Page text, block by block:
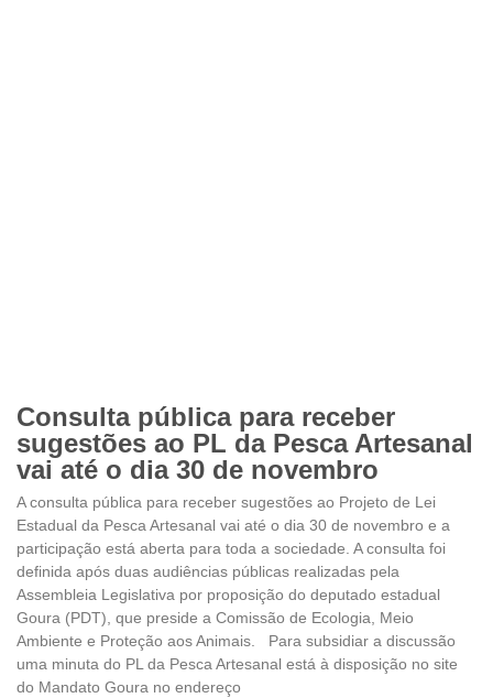
Consulta pública para receber
sugestões ao PL da Pesca Artesanal
vai até o dia 30 de novembro
A consulta pública para receber sugestões ao Projeto de Lei
Estadual da Pesca Artesanal vai até o dia 30 de novembro e a
participação está aberta para toda a sociedade. A consulta foi
definida após duas audiências públicas realizadas pela
Assembleia Legislativa por proposição do deputado estadual
Goura (PDT), que preside a Comissão de Ecologia, Meio
Ambiente e Proteção aos Animais. Para subsidiar a discussão
uma minuta do PL da Pesca Artesanal está à disposição no site
do Mandato Goura no endereço